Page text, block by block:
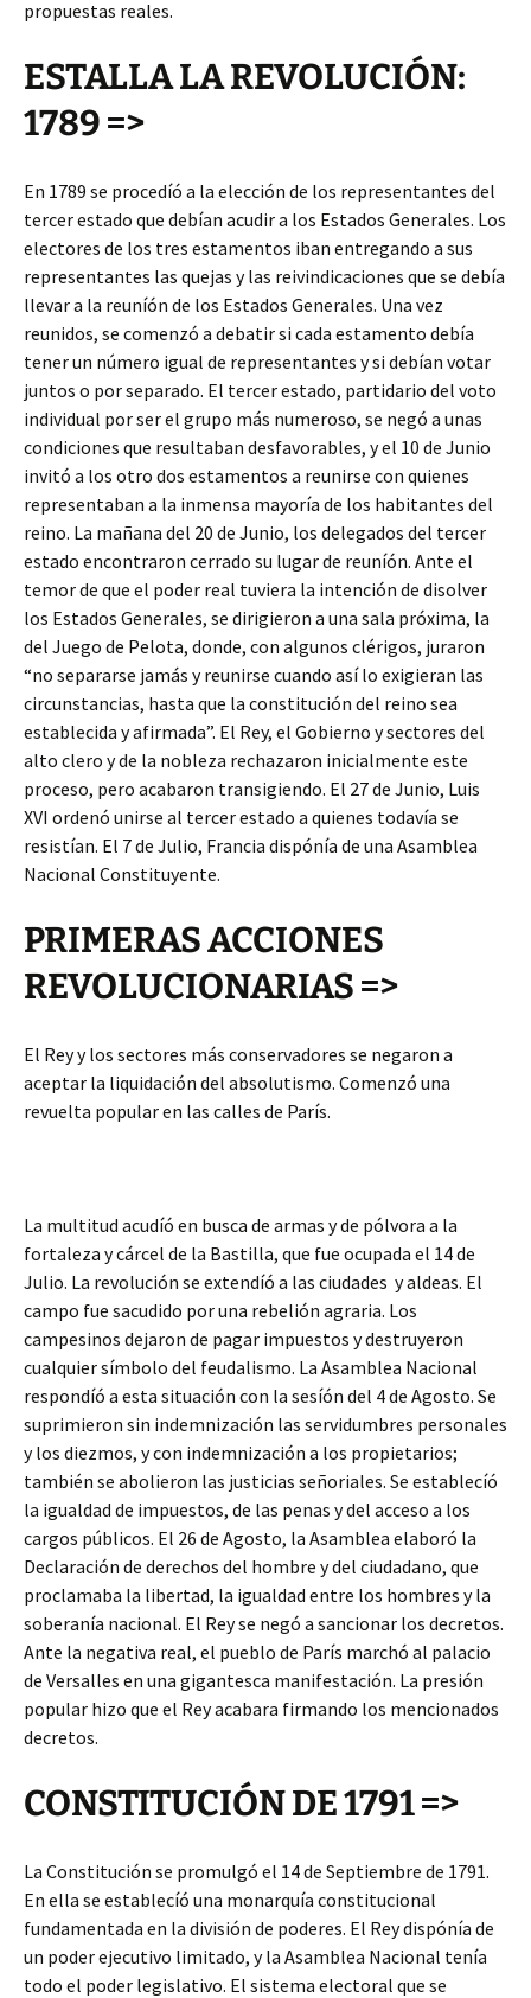
propuestas reales.
ESTALLA LA REVOLUCIÓN:
1789 =>
En 1789 se procedíó a la elección de los representantes del
tercer estado que debían acudir a los Estados Generales. Los
electores de los tres estamentos iban entregando a sus
representantes las quejas y las reivindicaciones que se debía
llevar a la reuníón de los Estados Generales. Una vez
reunidos, se comenzó a debatir si cada estamento debía
tener un número igual de representantes y si debían votar
juntos o por separado. El tercer estado, partidario del voto
individual por ser el grupo más numeroso, se negó a unas
condiciones que resultaban desfavorables, y el 10 de Junio
invitó a los otro dos estamentos a reunirse con quienes
representaban a la inmensa mayoría de los habitantes del
reino. La mañana del 20 de Junio, los delegados del tercer
estado encontraron cerrado su lugar de reuníón. Ante el
temor de que el poder real tuviera la intención de disolver
los Estados Generales, se dirigieron a una sala próxima, la
del Juego de Pelota, donde, con algunos clérigos, juraron
“no separarse jamás y reunirse cuando así lo exigieran las
circunstancias, hasta que la constitución del reino sea
establecida y afirmada”. El Rey, el Gobierno y sectores del
alto clero y de la nobleza rechazaron inicialmente este
proceso, pero acabaron transigiendo. El 27 de Junio, Luis
XVI ordenó unirse al tercer estado a quienes todavía se
resistían. El 7 de Julio, Francia dispónía de una Asamblea
Nacional Constituyente.
PRIMERAS ACCIONES
REVOLUCIONARIAS =>
El Rey y los sectores más conservadores se negaron a
aceptar la liquidación del absolutismo. Comenzó una
revuelta popular en las calles de París.
La multitud acudíó en busca de armas y de pólvora a la
fortaleza y cárcel de la Bastilla, que fue ocupada el 14 de
Julio. La revolución se extendíó a las ciudades y aldeas. El
campo fue sacudido por una rebelión agraria. Los
campesinos dejaron de pagar impuestos y destruyeron
cualquier símbolo del feudalismo. La Asamblea Nacional
respondíó a esta situación con la sesíón del 4 de Agosto. Se
suprimieron sin indemnización las servidumbres personales
y los diezmos, y con indemnización a los propietarios;
también se abolieron las justicias señoriales. Se establecíó
la igualdad de impuestos, de las penas y del acceso a los
cargos públicos. El 26 de Agosto, la Asamblea elaboró la
Declaración de derechos del hombre y del ciudadano, que
proclamaba la libertad, la igualdad entre los hombres y la
soberanía nacional. El Rey se negó a sancionar los decretos.
Ante la negativa real, el pueblo de París marchó al palacio
de Versalles en una gigantesca manifestación. La presión
popular hizo que el Rey acabara firmando los mencionados
decretos.
CONSTITUCIÓN DE 1791 =>
La Constitución se promulgó el 14 de Septiembre de 1791.
En ella se establecíó una monarquía constitucional
fundamentada en la división de poderes. El Rey dispónía de
un poder ejecutivo limitado, y la Asamblea Nacional tenía
todo el poder legislativo. El sistema electoral que se